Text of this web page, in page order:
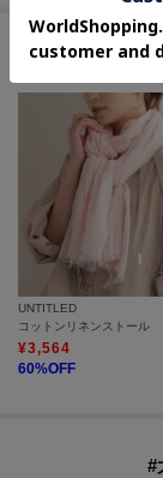
UNTITLED
コットンリネンストール
¥3,564
60%OFF
#